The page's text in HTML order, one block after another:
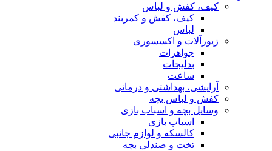
کیف، کفش و لباس
کیف، کفش و کمربند
لباس
زیورآلات و اکسسوری
جواهرات
بدلیجات
ساعت
آرایشی، بهداشتی و درمانی
کفش و لباس بچه
وسایل بچه و اسباب بازی
اسباب بازی
کالسکه و لوازم جانبی
تخت و صندلی بچه